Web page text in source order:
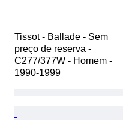
Tissot - Ballade - Sem
preço de reserva -
C277/377W - Homem -
1990-1999